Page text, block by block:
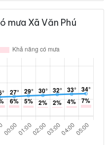
mưa Xã Văn Phú